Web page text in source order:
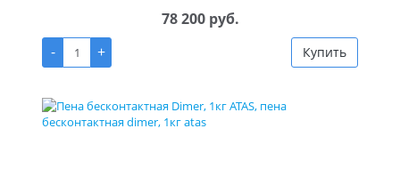
78 200 руб.
-
+ Купить